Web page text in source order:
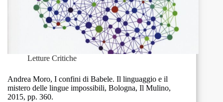
Letture Critiche
Andrea Moro, I confini di Babele. Il linguaggio e il
mistero delle lingue impossibili, Bologna, Il Mulino,
2015, pp. 360.